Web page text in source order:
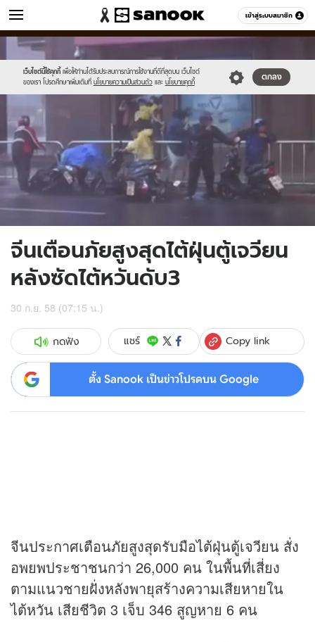
เข้าสู่ระบบสมาชิก
ข่าว หมวดอื่นๆ
เว็บไซต์นี้ใช้คุกกี้ เพื่อให้ท่านได้รับประสบการณ์การใช้งานที่ดีที่สุดบน เว็บไซต์
ของเรา โปรดศึกษาเพิ่มเติมที่ นโยบายความเป็นส่วนตัว และ นโยบายคุกกี้
ตกลง
Sanook
//s.isanook.com/sr/0/images/logo-
new-
sanook.png
600
60
//s.isanook.com/ns/0/ud/374/1873938/649152-
01.jpg
จีนเตือนภัยสูงสุดไต้ฝุ่นตู้เจวียน
หลังซัดไต้หวันดับ3
30 ก.ย. 58 (07:15 น.)
กดฟัง แชร์ Copy link
ตั้ง Sanook เป็นข่าวโปรดบน Google
จีนประกาศเตือนภัยสูงสุดรับมือไต้ฝุ่นตู้เจวียน สั่ง
อพยพประชาชนกว่า 26,000 คน ในพื้นที่เสี่ยง
ตามแนวชายฝั่งหลังพายุสร้างความเสียหายใน
ไต้หวัน เสียชีวิต 3 เจ็บ 346 สูญหาย 6 คน